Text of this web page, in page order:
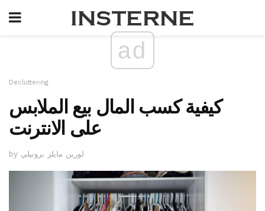
ad
Decluttering
كيفية كسب المال بيع الملابس
على الانترنت
by لورين مايلز برونيلي